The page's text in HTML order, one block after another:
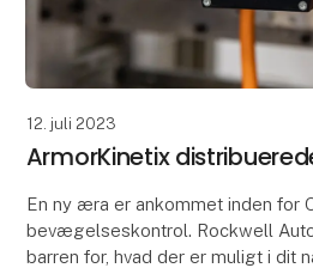
12. juli 2023
ArmorKinetix
En ny æra er ankommet inden for
bevægelseskontrol. Rockwell
barren for, hvad der er muligt i dit